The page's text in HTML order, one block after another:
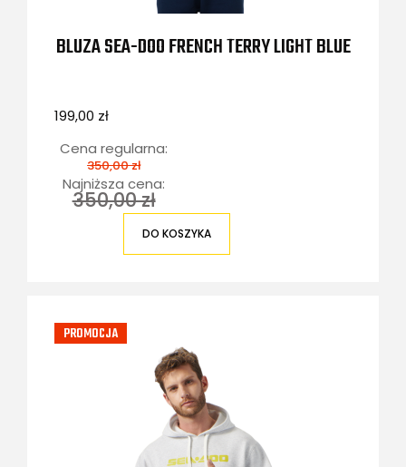
BLUZA SEA-DOO FRENCH TERRY LIGHT BLUE
199,00 zł
Cena regularna:
350,00 zł
Najniższa cena:
350,00 zł
DO KOSZYKA
PROMOCJA